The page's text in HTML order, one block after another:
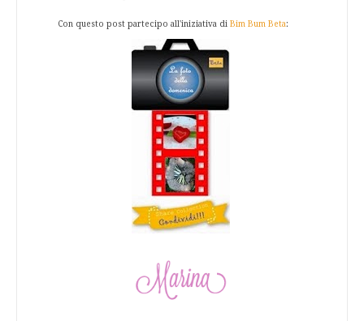
Con questo post partecipo all'iniziativa di Bim Bum Beta: